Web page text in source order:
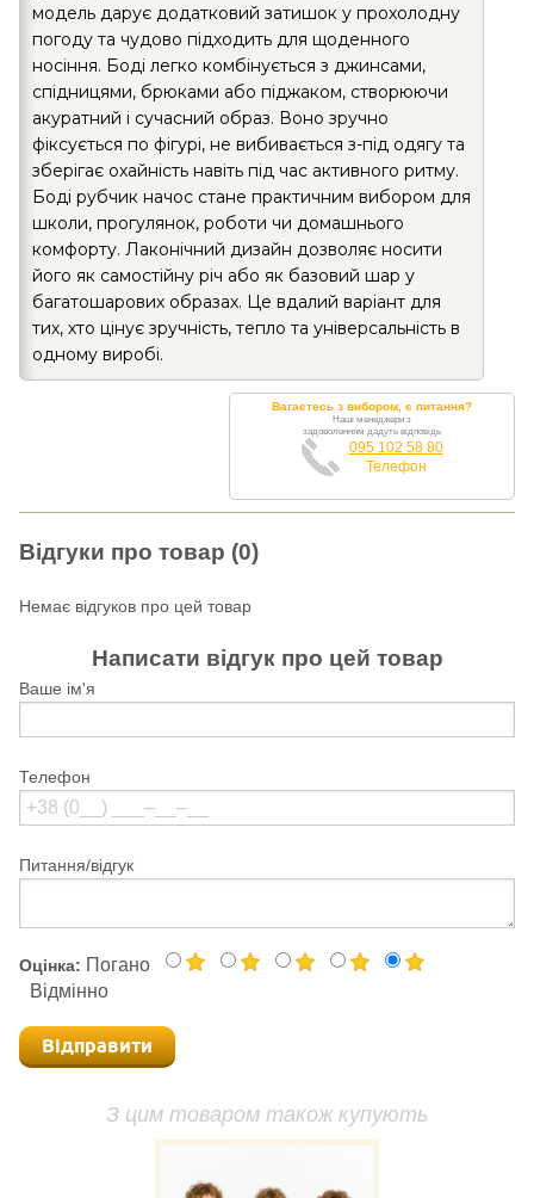
модель дарує додатковий затишок у прохолодну
погоду та чудово підходить для щоденного
носіння. Боді легко комбінується з джинсами,
спідницями, брюками або піджаком, створюючи
акуратний і сучасний образ. Воно зручно
фіксується по фігурі, не вибивається з-під одягу та
зберігає охайність навіть під час активного ритму.
Боді рубчик начос стане практичним вибором для
школи, прогулянок, роботи чи домашнього
комфорту. Лаконічний дизайн дозволяє носити
його як самостійну річ або як базовий шар у
багатошарових образах. Це вдалий варіант для
тих, хто цінує зручність, тепло та універсальність в
одному виробі.
Вагаєтесь з вибором, є питання?
Наші менеджери з
задоволенням дадуть відповідь
095 102 58 80
Телефон
Відгуки про товар (0)
Немає відгуков про цей товар
Написати відгук про цей товар
Ваше ім'я
Телефон
Питання/відгук
Оцінка: Погано
Відмінно
Відправити
З цим товаром також купують